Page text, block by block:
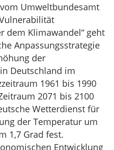
Umweltbundesamt
dem Klimawandel“ geht
Anpassungsstrategie
der
Deutschland im
1961 bis 1990
2071 bis 2100
Wetterdienst für
der Temperatur um
1,7 Grad fest.
Entwicklung